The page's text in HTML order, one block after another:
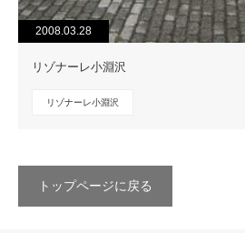
2008.03.28
リゾナーレ小淵沢
リゾナーレ小淵沢
トップページに戻る